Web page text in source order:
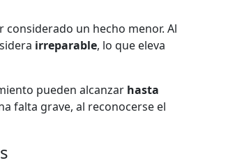
un hecho menor. Al
irreparable, lo que eleva
pueden alcanzar hasta
falta grave, al reconocerse el